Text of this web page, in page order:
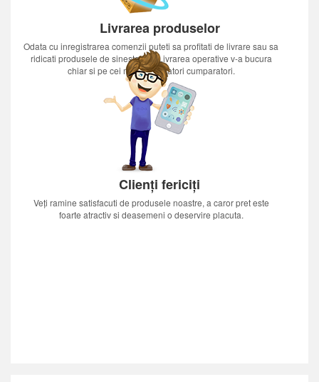
Livrarea produselor
Odata cu inregistrarea comenzii puteti sa profitati de livrare sau sa
ridicati produsele de sinestatator.Livrarea operative v-a bucura
chiar si pe cei mai nerabdatori cumparatori.
Clienți fericiți
Veți ramine satisfacuti de produsele noastre, a caror pret este
foarte atractiv si deasemeni o deservire placuta.